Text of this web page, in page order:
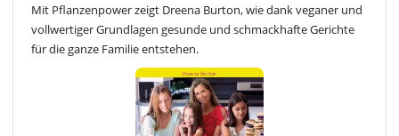
Mit Pflanzenpower zeigt Dreena Burton, wie dank veganer und
vollwertiger Grundlagen gesunde und schmackhafte Gerichte
für die ganze Familie entstehen.